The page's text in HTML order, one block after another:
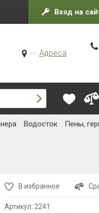
Вход на
Адреса
Водосток Пены,
В избранное
Артикул: 2241